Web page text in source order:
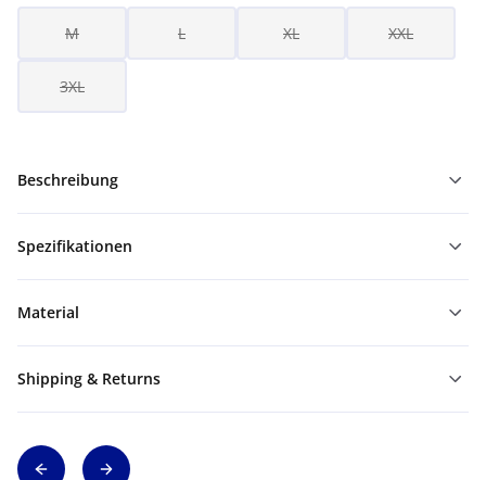
M L XL XXL
3XL
Beschreibung
Spezifikationen
Material
Shipping & Returns